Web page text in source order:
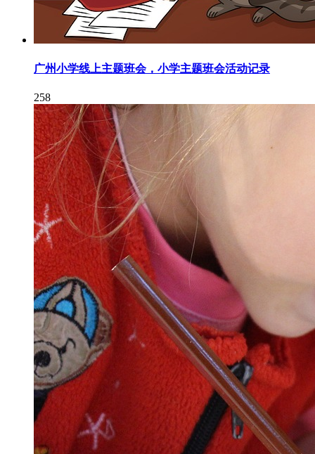
广州小学线上主题班会，小学主题班会活动记录
258